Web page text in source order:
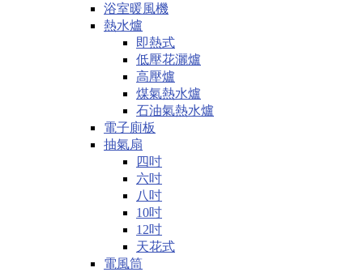
浴室暖風機
熱水爐
即熱式
低壓花灑爐
高壓爐
煤氣熱水爐
石油氣熱水爐
電子廁板
抽氣扇
四吋
六吋
八吋
10吋
12吋
天花式
電風筒